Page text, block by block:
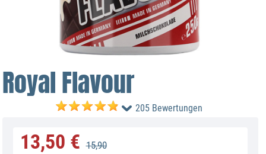
Royal Flavour
205 Bewertungen
13,50 € 15,90